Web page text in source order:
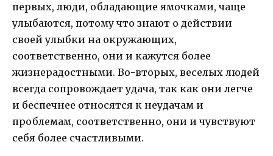
первых, люди, обладающие ямочками, чаще
улыбаются, потому что знают о действии
своей улыбки на окружающих,
соответственно, они и кажутся более
жизнерадостными. Во-вторых, веселых людей
всегда сопровождает удача, так как они легче
и беспечнее относятся к неудачам и
проблемам, соответственно, они и чувствуют
себя более счастливыми.